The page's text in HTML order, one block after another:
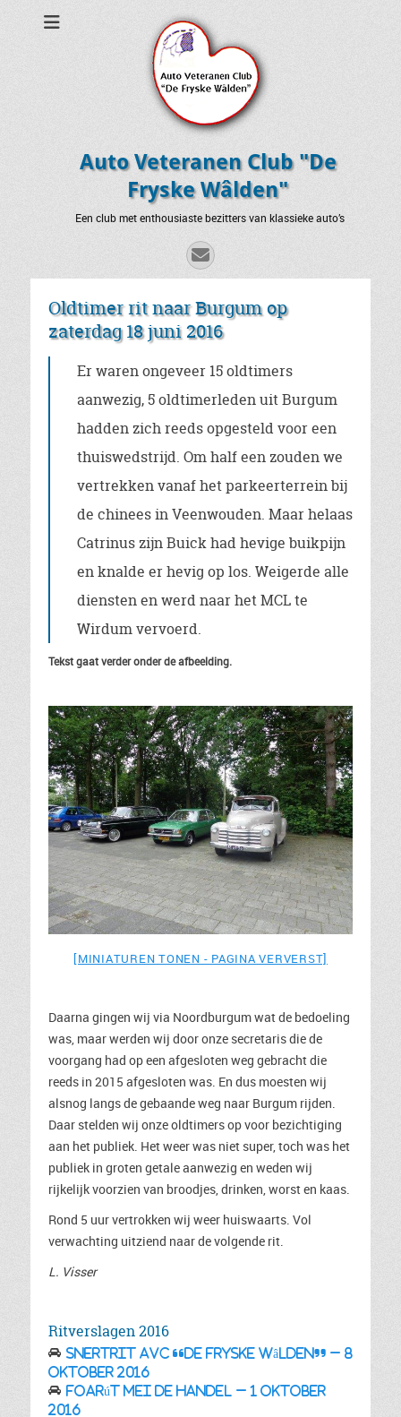
Auto Veteranen Club "De
Fryske Wâlden"
Een club met enthousiaste bezitters van klassieke auto’s
E-
mail
Oldtimer rit naar Burgum op
zaterdag 18 juni 2016
Er waren ongeveer 15 oldtimers
aanwezig, 5 oldtimerleden uit Burgum
hadden zich reeds opgesteld voor een
thuiswedstrijd. Om half een zouden we
vertrekken vanaf het parkeerterrein bij
de chinees in Veenwouden. Maar helaas
Catrinus zijn Buick had hevige buikpijn
en knalde er hevig op los. Weigerde alle
diensten en werd naar het MCL te
Wirdum vervoerd.
Tekst gaat verder onder de afbeelding.
[MINIATUREN TONEN - PAGINA VERVERST]
Daarna gingen wij via Noordburgum wat de bedoeling
was, maar werden wij door onze secretaris die de
voorgang had op een afgesloten weg gebracht die
reeds in 2015 afgesloten was. En dus moesten wij
alsnog langs de gebaande weg naar Burgum rijden.
Daar stelden wij onze oldtimers op voor bezichtiging
aan het publiek. Het weer was niet super, toch was het
publiek in groten getale aanwezig en weden wij
rijkelijk voorzien van broodjes, drinken, worst en kaas.
Rond 5 uur vertrokken wij weer huiswaarts. Vol
verwachting uitziend naar de volgende rit.
L. Visser
Ritverslagen 2016
Snertrit AVC “De Fryske Wâlden” – 8
oktober 2016
Foarút mei de Handel – 1 oktober
2016